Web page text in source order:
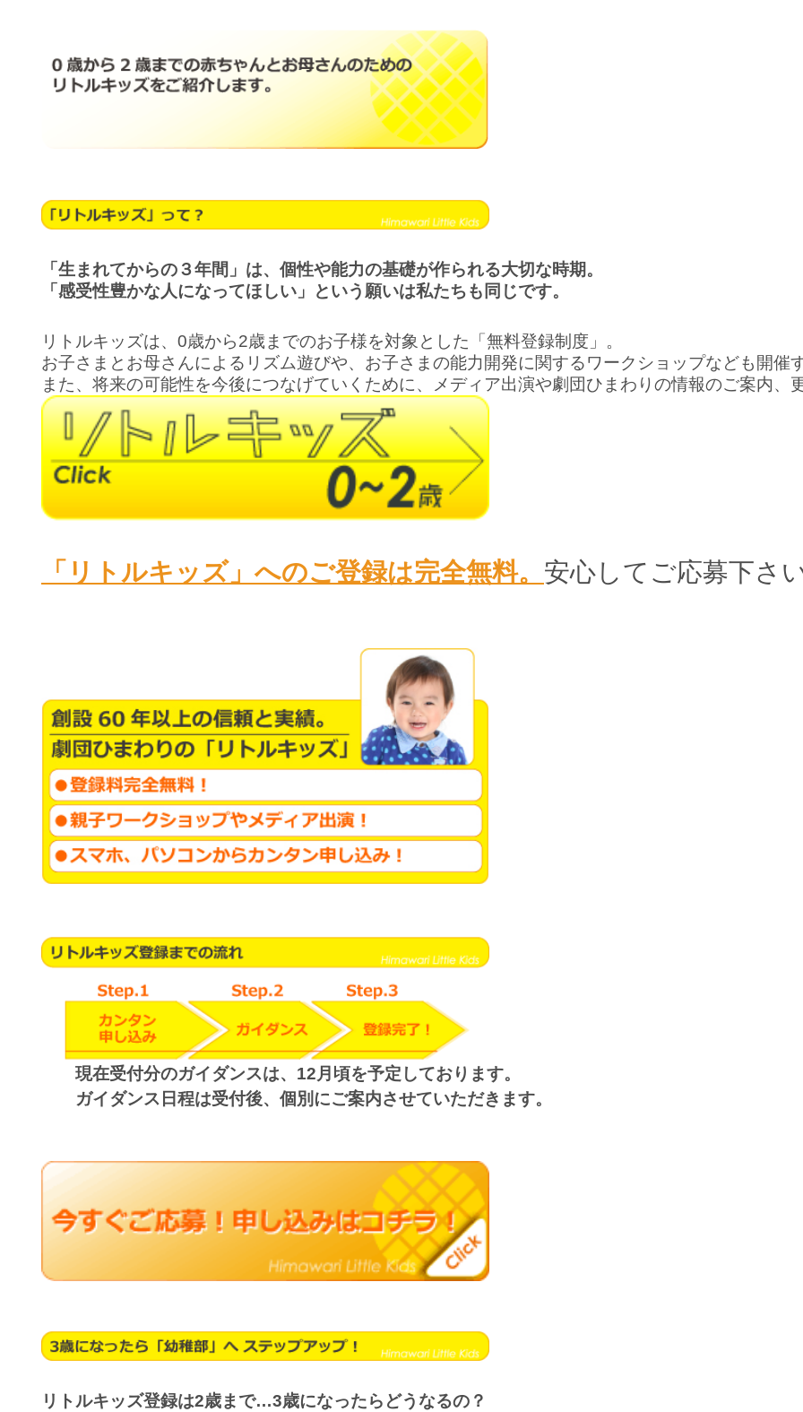
「生まれてからの３年間」は、個性や能力の基礎が作られる大切な時期。
「感受性豊かな人になってほしい」という願いは私たちも同じです。
リトルキッズは、0歳から2歳までのお子様を対象とした「無料登録制度」。
お子さまとお母さんによるリズム遊びや、お子さまの能力開発に関するワークショップなども開催
また、将来の可能性を今後につなげていくために、メディア出演や劇団ひまわりの情報のご案内、
「リトルキッズ」へのご登録は完全無料。 安心してご応募下さ
現在受付分のガイダンスは、12月頃を予定しております。
ガイダンス日程は受付後、個別にご案内させていただきます。
リトルキッズ登録は2歳まで…3歳になったらどうなるの？